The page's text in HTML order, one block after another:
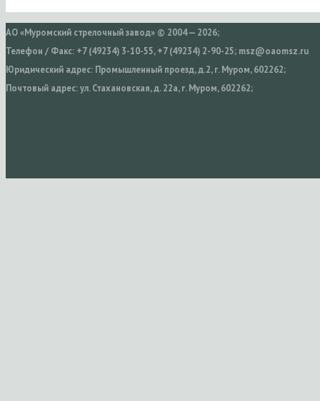
АО «Муромский стрелочный завод» © 2004 — 2026;
Телефон / Факс: +7 (49234) 3-10-55, +7 (49234) 2-90-25; msz@oaomsz.ru
Юридический адрес: Промышленный проезд, д.2, г. Муром, 602262;
Почтовый адрес: ул. Стахановская, д. 22а, г. Муром, 602262;